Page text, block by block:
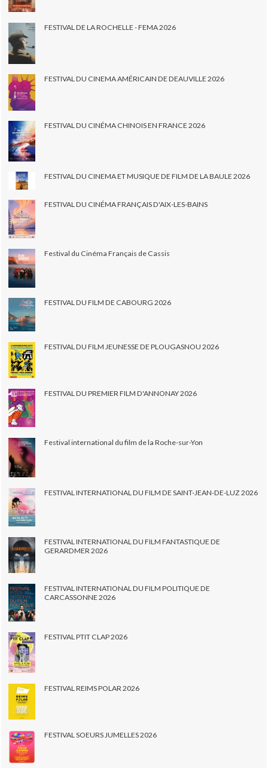
FESTIVAL DE LA ROCHELLE - FEMA 2026
FESTIVAL DU CINEMA AMÉRICAIN DE DEAUVILLE 2026
FESTIVAL DU CINÉMA CHINOIS EN FRANCE 2026
FESTIVAL DU CINEMA ET MUSIQUE DE FILM DE LA BAULE 2026
FESTIVAL DU CINÉMA FRANÇAIS D'AIX-LES-BAINS
Festival du Cinéma Français de Cassis
FESTIVAL DU FILM DE CABOURG 2026
FESTIVAL DU FILM JEUNESSE DE PLOUGASNOU 2026
FESTIVAL DU PREMIER FILM D'ANNONAY 2026
Festival international du film de la Roche-sur-Yon
FESTIVAL INTERNATIONAL DU FILM DE SAINT-JEAN-DE-LUZ 2026
FESTIVAL INTERNATIONAL DU FILM FANTASTIQUE DE
GERARDMER 2026
FESTIVAL INTERNATIONAL DU FILM POLITIQUE DE
CARCASSONNE 2026
FESTIVAL PTIT CLAP 2026
FESTIVAL REIMS POLAR 2026
FESTIVAL SOEURS JUMELLES 2026